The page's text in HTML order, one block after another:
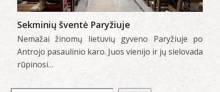
Sekminių šventė Paryžiuje
Nemažai žinomų lietuvių gyveno Paryžiuje po
Antrojo pasaulinio karo. Juos vienijo ir jų sielovada
rūpinosi…